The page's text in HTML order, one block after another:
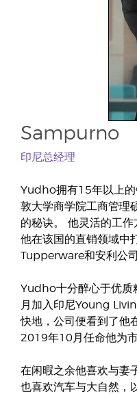
Sampurno
印尼总经理
Yudho拥有15年以上的
敦大学商学院工商管理
的秘诀。 他灵活的工
他在该国的直销领域中
Tupperware和安利公
Yudho十分醉心于优质
月加入印尼Young
快地，公司便看到了他
2019年10月任命他为市
在闲暇之余他喜欢与妻
也喜欢汽车与大自然，